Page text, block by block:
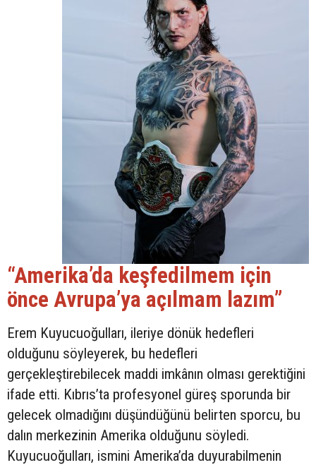
“Amerika’da keşfedilmem için
önce Avrupa’ya açılmam lazım”
Erem Kuyucuoğulları, ileriye dönük hedefleri
olduğunu söyleyerek, bu hedefleri
gerçekleştirebilecek maddi imkânın olması gerektiğini
ifade etti. Kıbrıs’ta profesyonel güreş sporunda bir
gelecek olmadığını düşündüğünü belirten sporcu, bu
dalın merkezinin Amerika olduğunu söyledi.
Kuyucuoğulları, ismini Amerika’da duyurabilmenin